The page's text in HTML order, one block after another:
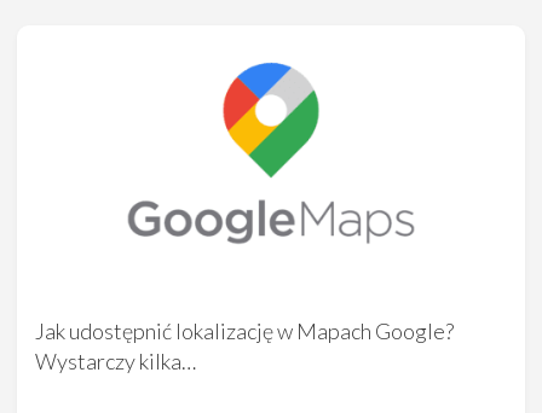
Jak udostępnić lokalizację w Mapach Google?
Wystarczy kilka…